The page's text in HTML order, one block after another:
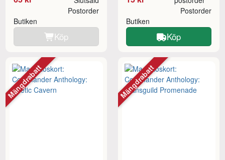
Butiken
Postorder
Köp
Butiken
Postorder
Köp
Mängdrabatt Mängdrabatt